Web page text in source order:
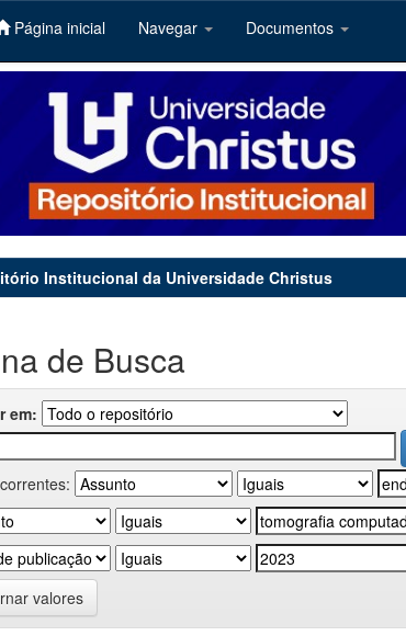
Página inicial Navegar Documentos
Institucional da Universidade Christus
de Busca
em:
valores